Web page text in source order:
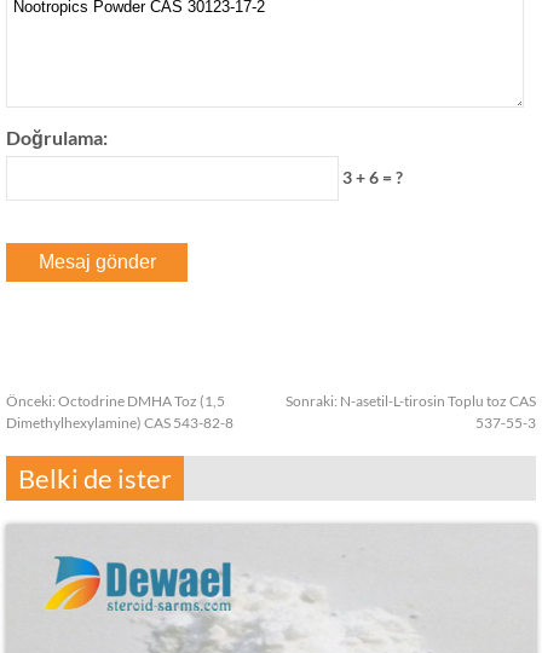
Doğrulama:
3 + 6 = ?
Önceki: Octodrine DMHA Toz (1,5
Dimethylhexylamine) CAS 543-82-8
Sonraki: N-asetil-L-tirosin Toplu toz CAS
537-55-3
Belki de ister